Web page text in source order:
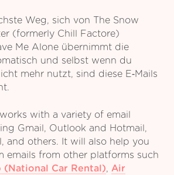
Weg, sich von The Snow
(formerly Chill Factore)
Me Alone übernimmt die
und selbst wenn du
mehr nutzt, sind diese E‑Mails
works with a variety of email
Gmail, Outlook and Hotmail,
and others. It will also help you
emails from other platforms such
(National Car Rental), Air